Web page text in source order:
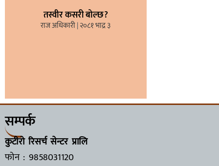
तस्वीर कसरी बोल्छ?
राज अधिकारी २०८१ भाद्र ३
सम्पर्क
कुटीरो रिसर्च सेन्टर प्रालि
फोन : 9858031120